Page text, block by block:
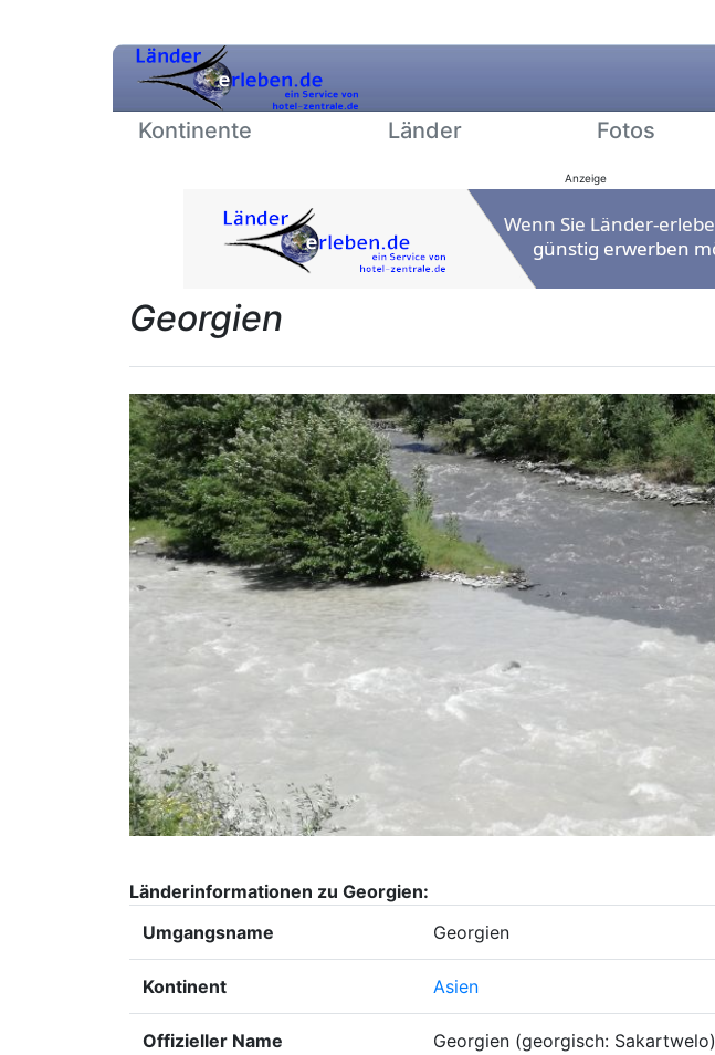
Kontinente Länder Fotos
Anzeige
Georgien
Länderinformationen zu Georgien:
Umgangsname
Georgien
Kontinent Asien
Offizieller Name Georgien (georgisch: Sakartwelo)